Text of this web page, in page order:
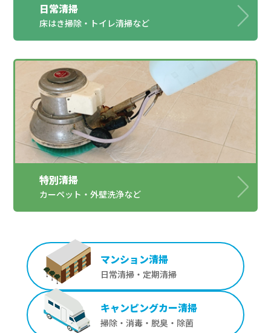
日常清掃
床はき掃除・トイレ清掃など
特別清掃
カーペット・外壁洗浄など
マンション清掃
日常清掃・定期清掃
キャンピングカー清掃
掃除・消毒・脱臭・除菌